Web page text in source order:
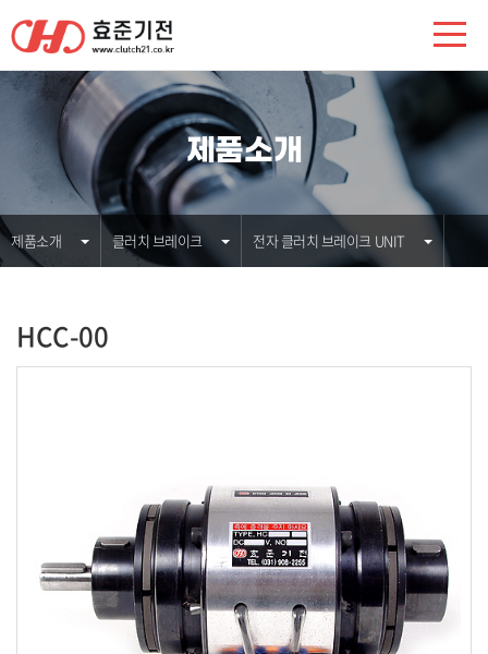
제품소개
제품소개 클러치 브레이크 전자 클러치 브레이크 UNIT
HCC-00